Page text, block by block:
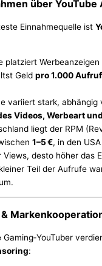
über YouTube
Einnahmequelle ist
platziert
Geldpro 1.000
variiert stark,
Videos, Werbeart
liegt der RPM
1–5 €, in den
Views, desto höher das
Teil der Aufrufe
: